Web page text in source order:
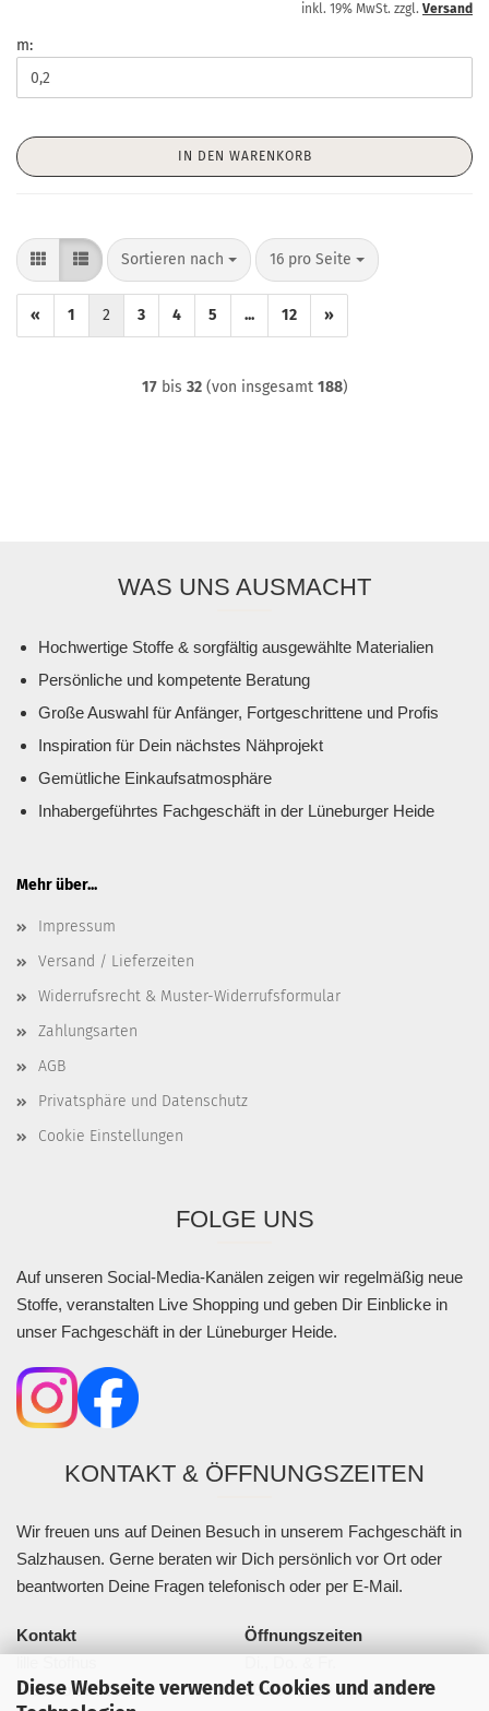
Diese Webseite verwendet Cookies und andere
inkl. 19% MwSt. zzgl. Versand
m:
IN DEN WARENKORB
Sortieren nach
Sortieren nach 16 pro Seite
pro Seite
« 1 2 3 4 5 ... 12 »
17bis 32(von insgesamt 188)
WAS UNS AUSMACHT
Hochwertige Stoffe & sorgfältig ausgewählte Materialien
Persönliche und kompetente Beratung
Große Auswahl für Anfänger, Fortgeschrittene und Profis
Inspiration für Dein nächstes Nähprojekt
Gemütliche Einkaufsatmosphäre
Inhabergeführtes Fachgeschäft in der Lüneburger Heide
Mehr über...
Impressum
Versand / Lieferzeiten
Widerrufsrecht & Muster-Widerrufsformular
Zahlungsarten
AGB
Privatsphäre und Datenschutz
Cookie Einstellungen
FOLGE UNS
Auf unseren Social-Media-Kanälen zeigen wir regelmäßig neue
Stoffe, veranstalten Live Shopping und geben Dir Einblicke in
unser Fachgeschäft in der Lüneburger Heide.
KONTAKT & ÖFFNUNGSZEITEN
Wir freuen uns auf Deinen Besuch in unserem Fachgeschäft in
Salzhausen. Gerne beraten wir Dich persönlich vor Ort oder
beantworten Deine Fragen telefonisch oder per E-Mail.
Kontakt
Bahnhofstraße 20a
Öffnungszeiten
10:00–13:00 Uhr